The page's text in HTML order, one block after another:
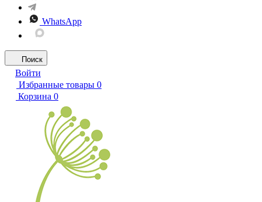
WhatsApp
Поиск
Войти
Избранные товары 0
Корзина 0